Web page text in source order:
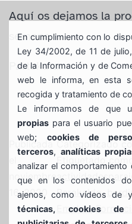
Aquí os dejamos la
semana
Partekatu:
Publicada
noviembre
16, 2020
Categorizado
Etiquetado
Barakaldo,
Empleo,
En cumplimiento con lo
Ley 34/2002, de 11 de
de la Información y de
web le informa, en esta
recogida y tratamiento de
Le informamos de que
propias para el usuario
web; cookies de
terceros,analíticas
analizar el
que en los contenidos
ajenos, como vídeos de
técnicas, cookies de